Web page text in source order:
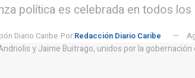
política es celebrada en todos
Por:Redacción Diario Caribe